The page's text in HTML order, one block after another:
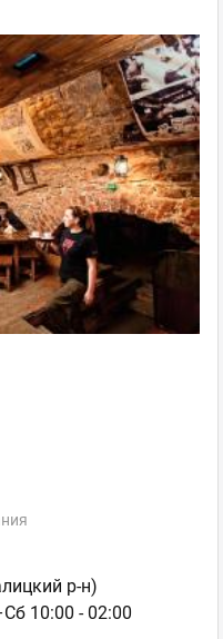
р-н)
10:00 - 02:00